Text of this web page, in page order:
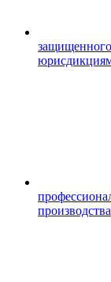
производства